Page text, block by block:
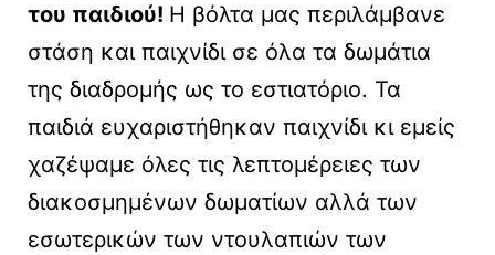
του παιδιού! Η βόλτα μας περιλάμβανε
στάση και παιχνίδι σε όλα τα δωμάτια
της διαδρομής ως το εστιατόριο. Τα
παιδιά ευχαριστήθηκαν παιχνίδι κι εμείς
χαζέψαμε όλες τις λεπτομέρειες των
διακοσμημένων δωματίων αλλά των
εσωτερικών των ντουλαπιών των